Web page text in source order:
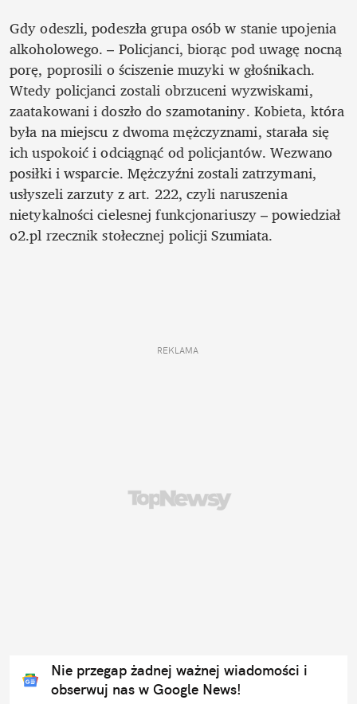
Gdy odeszli, podeszła grupa osób w stanie upojenia
alkoholowego. – Policjanci, biorąc pod uwagę nocną
porę, poprosili o ściszenie muzyki w głośnikach.
Wtedy policjanci zostali obrzuceni wyzwiskami,
zaatakowani i doszło do szamotaniny. Kobieta, która
była na miejscu z dwoma mężczyznami, starała się
ich uspokoić i odciągnąć od policjantów. Wezwano
posiłki i wsparcie. Mężczyźni zostali zatrzymani,
usłyszeli zarzuty z art. 222, czyli naruszenia
nietykalności cielesnej funkcjonariuszy – powiedział
o2.pl rzecznik stołecznej policji Szumiata.
REKLAMA
Nie przegap żadnej ważnej wiadomości i
obserwuj nas w Google News!